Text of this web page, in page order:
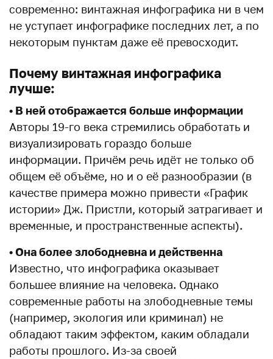
современно: винтажная инфографика ни в чем
не уступает инфографике последних лет, а по
некоторым пунктам даже её превосходит.
Почему винтажная инфографика
лучше:
• В ней отображается больше информации
Авторы 19-го века стремились обработать и
визуализировать гораздо больше
информации. Причём речь идёт не только об
общем её объёме, но и о её разнообразии (в
качестве примера можно привести «График
истории» Дж. Пристли, который затрагивает и
временные, и пространственные аспекты).
• Она более злободневна и действенна
Известно, что инфографика оказывает
большее влияние на человека. Однако
современные работы на злободневные темы
(например, экология или криминал) не
обладают таким эффектом, каким обладали
работы прошлого. Из-за своей